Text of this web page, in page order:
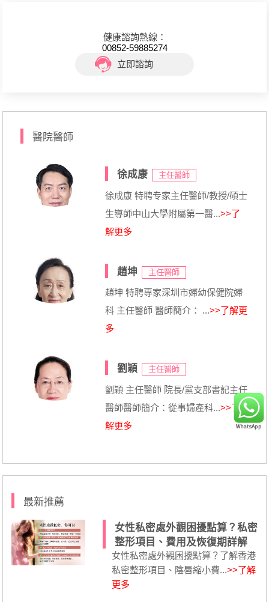
健康諮詢熱線：
00852-59885274
立即諮詢
醫院醫師
徐成康 主任醫師
徐成康 特聘专家主任醫師/教授/碩士
生導師中山大學附屬第一醫...>>了
解更多
趙坤 主任醫師
趙坤 特聘專家深圳市婦幼保健院婦
科 主任醫師 醫師簡介： ...>>了解更
多
劉穎 主任醫師
劉穎 主任醫師 院長/黨支部書記主任
醫師醫師簡介：從事婦產科...>>了
解更多
最新推薦
女性私密處外觀困擾點算？私密
整形項目、費用及恢復期詳解
女性私密處外觀困擾點算？了解香港
私密整形項目、陰唇縮小費...>>了解
更多